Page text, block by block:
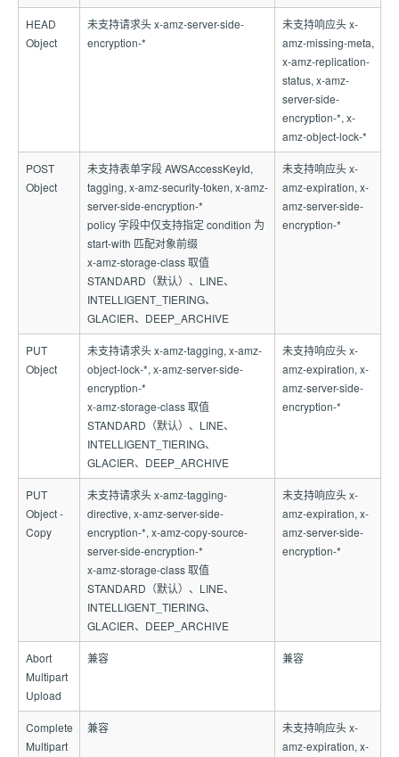
HEAD
Object
未支持请求头 x-amz-server-side-
encryption-*
未支持响应头 x-
amz-missing-meta,
x-amz-replication-
status, x-amz-
server-side-
encryption-*, x-
amz-object-lock-*
POST
Object
未支持表单字段 AWSAccessKeyId,
tagging, x-amz-security-token, x-amz-
server-side-encryption-*
policy 字段中仅支持指定 condition 为
start-with 匹配对象前缀
x-amz-storage-class 取值
STANDARD（默认）、LINE、
INTELLIGENT_TIERING、
GLACIER、DEEP_ARCHIVE
未支持响应头 x-
amz-expiration, x-
amz-server-side-
encryption-*
PUT
Object
未支持请求头 x-amz-tagging, x-amz-
object-lock-*, x-amz-server-side-
encryption-*
x-amz-storage-class 取值
STANDARD（默认）、LINE、
INTELLIGENT_TIERING、
GLACIER、DEEP_ARCHIVE
未支持响应头 x-
amz-expiration, x-
amz-server-side-
encryption-*
PUT
Object -
Copy
未支持请求头 x-amz-tagging-
directive, x-amz-server-side-
encryption-*, x-amz-copy-source-
server-side-encryption-*
x-amz-storage-class 取值
STANDARD（默认）、LINE、
INTELLIGENT_TIERING、
GLACIER、DEEP_ARCHIVE
未支持响应头 x-
amz-expiration, x-
amz-server-side-
encryption-*
Abort
Multipart
Upload
兼容 兼容
Complete
Multipart
兼容
未支持响应头 x-
amz-expiration, x-